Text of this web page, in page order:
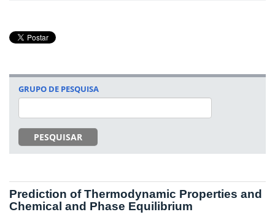
GRUPO DE PESQUISA
PESQUISAR
Prediction of Thermodynamic Properties and
Chemical and Phase Equilibrium